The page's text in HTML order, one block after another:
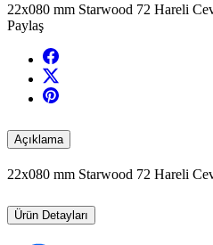
22x080 mm Starwood 72 Hareli
Paylaş
Açıklama
22x080 mm Starwood 72 Hareli
Ürün Detayları